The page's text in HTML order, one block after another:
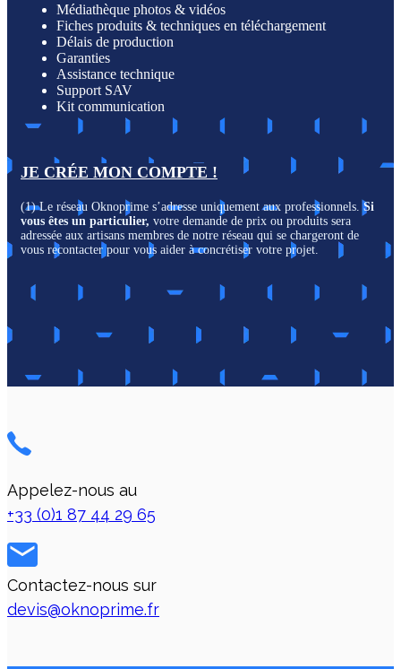
Médiathèque photos & vidéos
Fiches produits & techniques en téléchargement
Délais de production
Garanties
Assistance technique
Support SAV
Kit communication
JE CRÉE MON COMPTE !
(1) Le réseau Oknoprime s’adresse uniquement aux professionnels. Si
vous êtes un particulier, votre demande de prix ou produits sera
adressée aux artisans membres de notre réseau qui se chargeront de
vous recontacter pour vous aider à concrétiser votre projet.
Appelez-nous au
+33 (0)1 87 44 29 65
Contactez-nous sur
devis@oknoprime.fr